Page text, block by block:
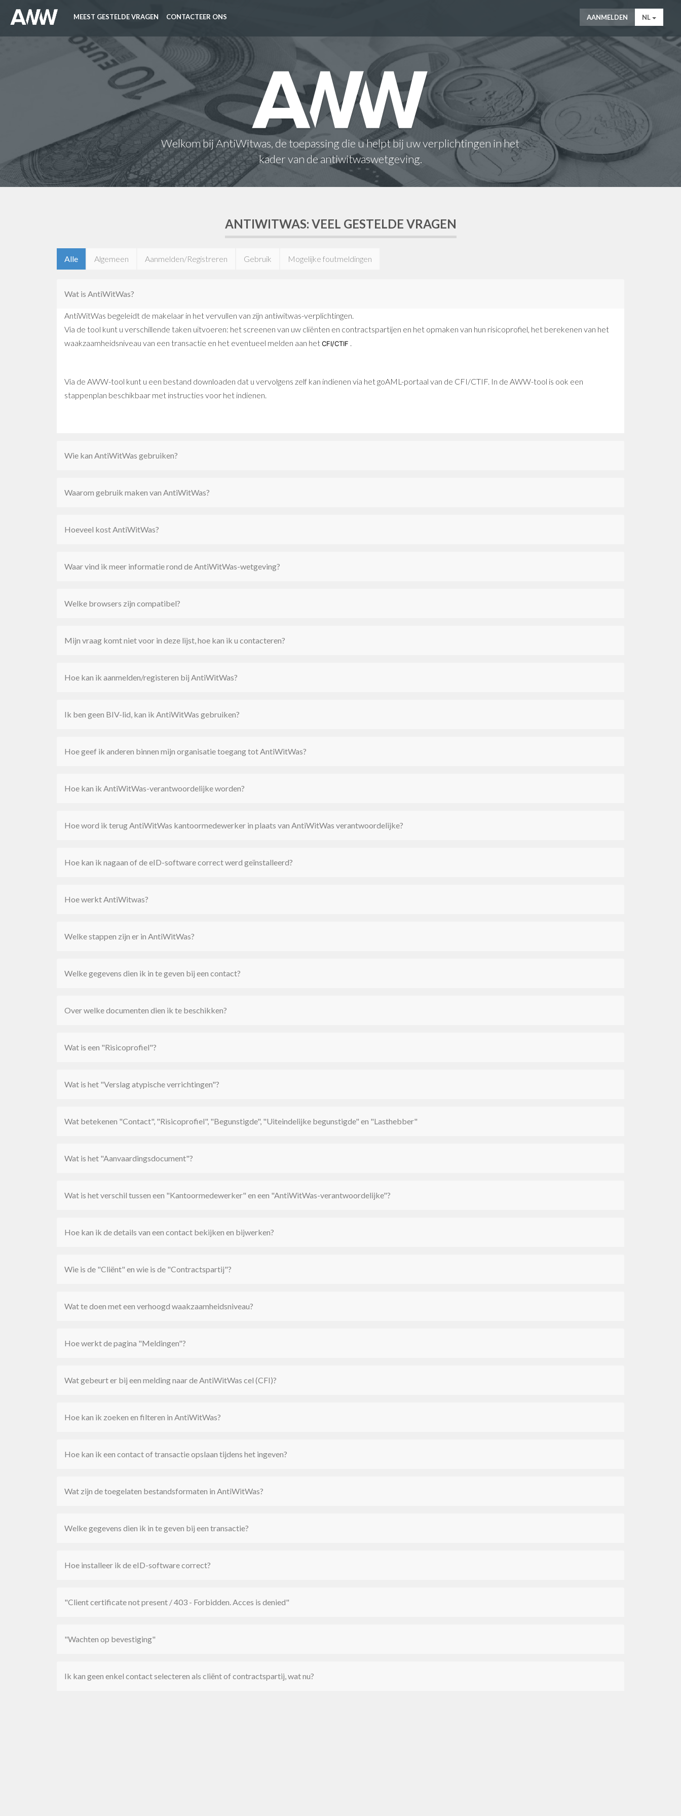
MEEST GESTELDE VRAGEN CONTACTEER ONS AANMELDEN NL
Welkom bij AntiWitwas, de toepassing die u helpt bij uw verplichtingen in het
kader van de antiwitwaswetgeving.
ANTIWITWAS: VEEL GESTELDE VRAGEN
Alle Algemeen Aanmelden/Registreren Gebruik Mogelijke foutmeldingen
Wat is AntiWitWas?
AntiWitWas begeleidt de makelaar in het vervullen van zijn antiwitwas-verplichtingen.
Via de tool kunt u verschillende taken uitvoeren: het screenen van uw cliënten en contractspartijen en het opmaken van hun risicoprofiel, het berekenen van het
waakzaamheidsniveau van een transactie en het eventueel melden aan hetCFI/CTIF .
Via de AWW-tool kunt u een bestand downloaden dat u vervolgens zelf kan indienen via het goAML-portaal van de CFI/CTIF. In de AWW-tool is ook een
stappenplan beschikbaar met instructies voor het indienen.
Wie kan AntiWitWas gebruiken?
Waarom gebruik maken van AntiWitWas?
Hoeveel kost AntiWitWas?
Waar vind ik meer informatie rond de AntiWitWas-wetgeving?
Welke browsers zijn compatibel?
Mijn vraag komt niet voor in deze lijst, hoe kan ik u contacteren?
Hoe kan ik aanmelden/registeren bij AntiWitWas?
Ik ben geen BIV-lid, kan ik AntiWitWas gebruiken?
Hoe geef ik anderen binnen mijn organisatie toegang tot AntiWitWas?
Hoe kan ik AntiWitWas-verantwoordelijke worden?
Hoe word ik terug AntiWitWas kantoormedewerker in plaats van AntiWitWas verantwoordelijke?
Hoe kan ik nagaan of de eID-software correct werd geïnstalleerd?
Hoe werkt AntiWitwas?
Welke stappen zijn er in AntiWitWas?
Welke gegevens dien ik in te geven bij een contact?
Over welke documenten dien ik te beschikken?
Wat is een "Risicoprofiel"?
Wat is het "Verslag atypische verrichtingen"?
Wat betekenen "Contact", "Risicoprofiel", "Begunstigde", "Uiteindelijke begunstigde" en "Lasthebber"
Wat is het "Aanvaardingsdocument"?
Wat is het verschil tussen een "Kantoormedewerker" en een "AntiWitWas-verantwoordelijke"?
Hoe kan ik de details van een contact bekijken en bijwerken?
Wie is de "Cliënt" en wie is de "Contractspartij"?
Wat te doen met een verhoogd waakzaamheidsniveau?
Hoe werkt de pagina "Meldingen"?
Wat gebeurt er bij een melding naar de AntiWitWas cel (CFI)?
Hoe kan ik zoeken en filteren in AntiWitWas?
Hoe kan ik een contact of transactie opslaan tijdens het ingeven?
Wat zijn de toegelaten bestandsformaten in AntiWitWas?
Welke gegevens dien ik in te geven bij een transactie?
Hoe installeer ik de eID-software correct?
"Client certificate not present / 403 - Forbidden. Acces is denied"
"Wachten op bevestiging"
Ik kan geen enkel contact selecteren als cliënt of contractspartij, wat nu?